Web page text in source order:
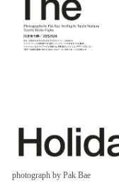
photograph by Pak Bae